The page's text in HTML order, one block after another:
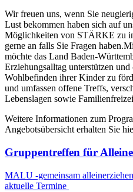
Wir freuen uns, wenn Sie
Lust bekommen haben sich auf
Möglichkeiten von STÄRKE zu
gerne an falls Sie Fragen
möchte das Land Baden-
Erziehungsalltag unterstützen
Wohlbefinden ihrer Kinder zu
und umfassen offene Treffs,
Lebenslagen sowie
Weitere Informationen zum
Angebotsübersicht erhalten Sie
Gruppentreffen für
MALU -gemeinsam
aktuelle Termine